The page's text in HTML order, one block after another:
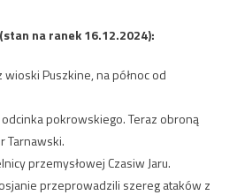
na ranek 16.12.2024):
Puszkine, na północ od
pokrowskiego. Teraz obroną
Tarnawski.
przemysłowej Czasiw Jaru.
przeprowadzili szereg ataków z